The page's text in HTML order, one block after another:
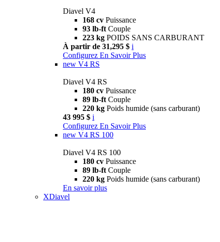
Diavel V4
168 cv Puissance
93 lb-ft Couple
223 kg POIDS SANS CARBURANT
À partir de 31,295 $ i
Configurez En Savoir Plus
new V4 RS
Diavel V4 RS
180 cv Puissance
89 lb-ft Couple
220 kg Poids humide (sans carburant)
43 995 $ i
Configurez En Savoir Plus
new V4 RS 100
Diavel V4 RS 100
180 cv Puissance
89 lb-ft Couple
220 kg Poids humide (sans carburant)
En savoir plus
XDiavel